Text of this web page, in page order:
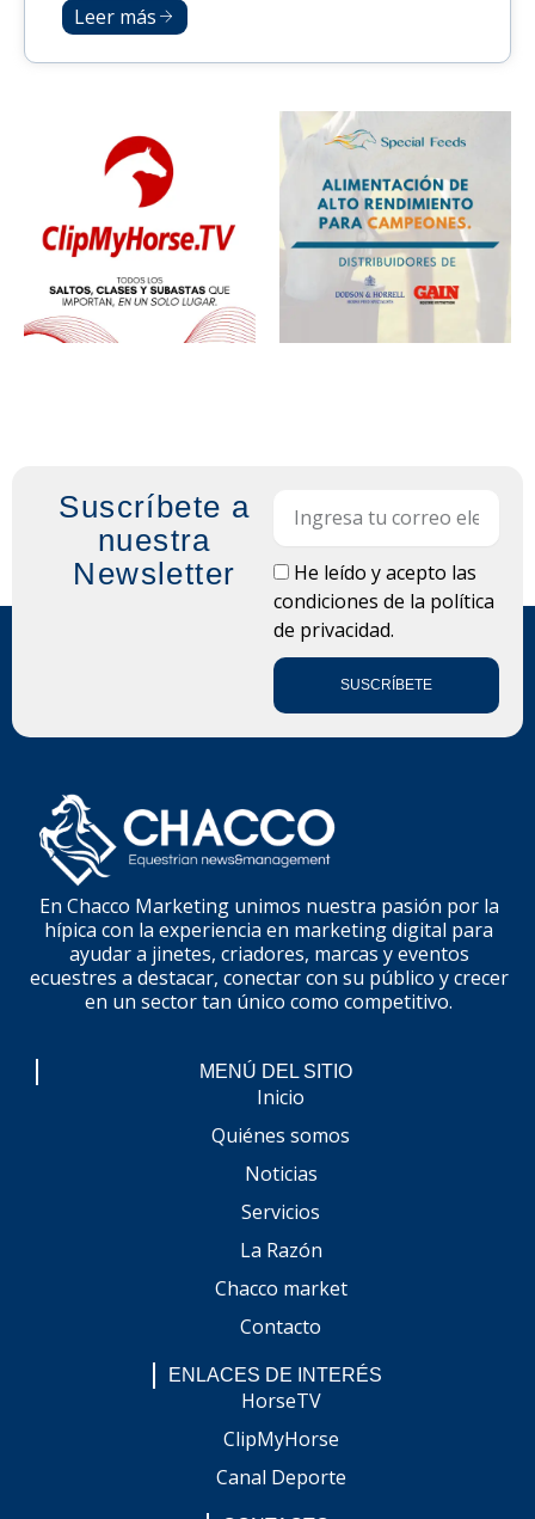
Leer más
Suscríbete a
nuestra
Newsletter
LOPDHe leído y acepto las
condiciones de la política
de privacidad.
SUSCRÍBETE
En Chacco Marketing unimos nuestra pasión por la
hípica con la experiencia en marketing digital para
ayudar a jinetes, criadores, marcas y eventos
ecuestres a destacar, conectar con su público y crecer
en un sector tan único como competitivo.
MENÚ DEL SITIO
Inicio
Quiénes somos
Noticias
Servicios
La Razón
Chacco market
Contacto
ENLACES DE INTERÉS
HorseTV
ClipMyHorse
Canal Deporte